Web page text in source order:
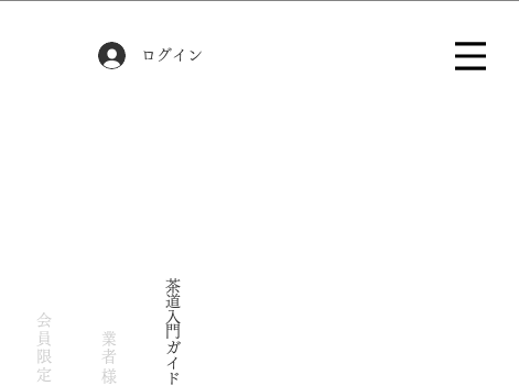
ログイン
会員限定 業者様 茶道入門ガイド